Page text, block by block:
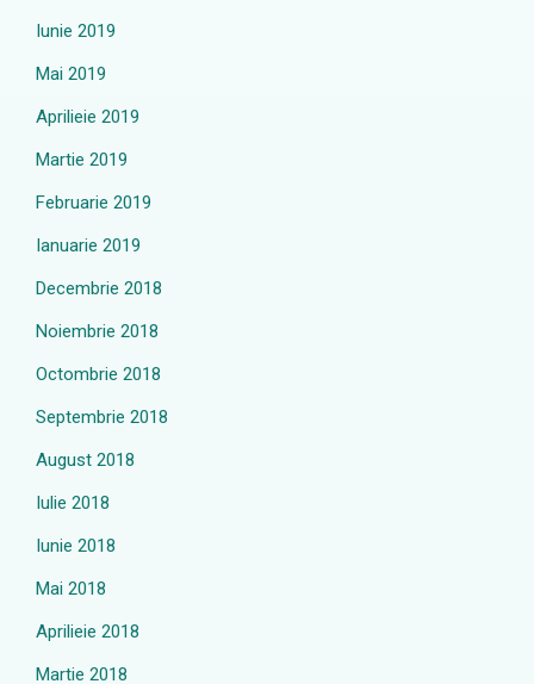
Iunie 2019
Mai 2019
Aprilieie 2019
Martie 2019
Februarie 2019
Ianuarie 2019
Decembrie 2018
Noiembrie 2018
Octombrie 2018
Septembrie 2018
August 2018
Iulie 2018
Iunie 2018
Mai 2018
Aprilieie 2018
Martie 2018